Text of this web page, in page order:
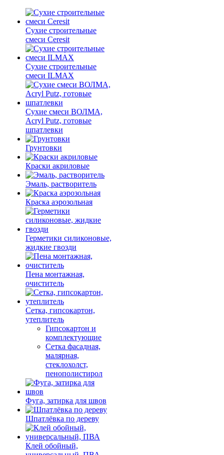
Сухие строительные
смеси Ceresit
Сухие строительные
смеси ILMAX
Сухие смеси ВОЛМА,
Acryl Putz, готовые
шпатлевки
Грунтовки
Краски акриловые
Эмаль, растворитель
Краска аэрозольная
Герметики силиконовые,
жидкие гвозди
Пена монтажная,
очиститель
Сетка, гипсокартон,
утеплитель
Гипсокартон и
комплектующие
Сетка фасадная,
малярная,
стеклохолст,
пенополистирол
Фуга, затирка для швов
Шпатлёвка по дереву
Клей обойный,